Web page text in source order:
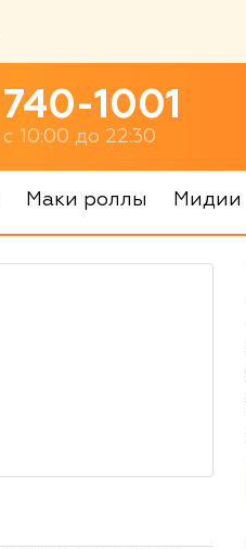
740-1001
с 10:00 до 22:30
Маки роллы Мидии